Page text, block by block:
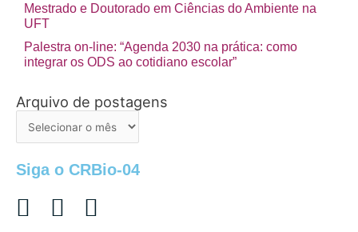
Mestrado e Doutorado em Ciências do Ambiente na
UFT
Palestra on-line: “Agenda 2030 na prática: como
integrar os ODS ao cotidiano escolar”
Arquivo de postagens
Arquivo
Siga o CRBio-04